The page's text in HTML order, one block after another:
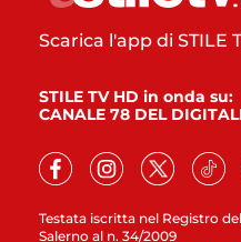
Testata iscritta nel Registro
Salerno al n. 34/2009
Scarica l'app di STILE
STILE TV HD in onda su:
CANALE 78 DEL